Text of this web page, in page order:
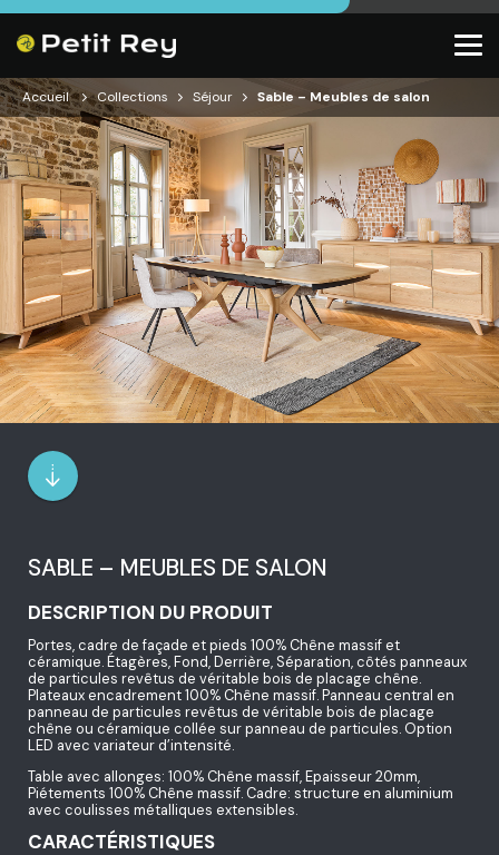
Accueil Collections Séjour Sable – Meubles de salon
SABLE – MEUBLES DE SALON
DESCRIPTION DU PRODUIT
Portes, cadre de façade et pieds 100% Chêne massif et
céramique. Étagères, Fond, Derrière, Séparation, côtés panneaux
de particules revêtus de véritable bois de placage chêne.
Plateaux encadrement 100% Chêne massif. Panneau central en
panneau de particules revêtus de véritable bois de placage
chêne ou céramique collée sur panneau de particules. Option
LED avec variateur d’intensité.
Table avec allonges: 100% Chêne massif, Epaisseur 20mm,
Piétements 100% Chêne massif. Cadre: structure en aluminium
avec coulisses métalliques extensibles.
CARACTÉRISTIQUES